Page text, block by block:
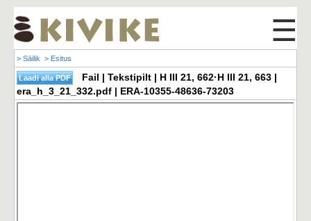
☰
> Säilik > Esitus
Fail | Tekstipilt | H III 21, 662·H III 21, 663 |
era_h_3_21_332.pdf | ERA-10355-48636-73203